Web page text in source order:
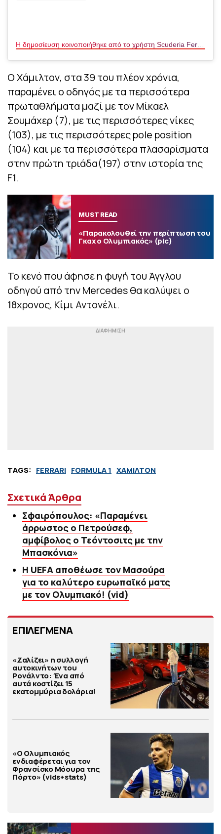
Ο Χάμιλτον, στα 39 του πλέον χρόνια,
παραμένει ο οδηγός με τα περισσότερα
πρωταθλήματα μαζί με τον Μίκαελ
Σουμάχερ (7), με τις περισσότερες νίκες
(103), με τις περισσότερες pole position
(104) και με τα περισσότερα πλασαρίσματα
στην πρώτη τριάδα(197) στην ιστορία της
F1.
MUST READ
«Παρακολουθεί την περίπτωση του
Γκαχ ο Ολυμπιακός» (pic)
Το κενό που άφησε η φυγή του Άγγλου
οδηγού από την Mercedes θα καλύψει ο
18χρονος, Κίμι Αντονέλι.
TAGS: FERRARI FORMULA 1 ΧΑΜΙΛΤΟΝ
Σχετικά Άρθρα
Σφαιρόπουλος: «Παραμένει
άρρωστος ο Πετρούσεφ,
αμφίβολος ο Τεόντοσιτς με την
Μπασκόνια»
Η UEFA αποθέωσε τον Μασούρα
για το καλύτερο ευρωπαϊκό ματς
με τον Ολυμπιακό! (vid)
ΕΠΙΛΕΓΜΕΝΑ
«Ζαλίζει» η συλλογή
αυτοκινήτων του
Ρονάλντο: Ένα από
αυτά κοστίζει 15
εκατομμύρια δολάρια!
«Ο Ολυμπιακός
ενδιαφέρεται για τον
Φρανσίσκο Μόουρα της
Πόρτο» (vids+stats)